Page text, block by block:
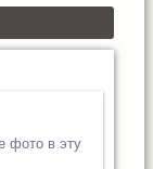
фото в эту